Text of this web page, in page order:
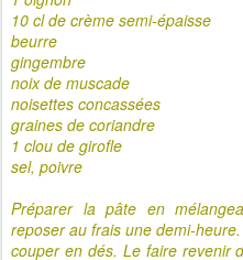
10 cl de crème semi-épaisse
beurre
gingembre
noix de muscade
noisettes concassées
graines de coriandre
1 clou de girofle
sel, poivre
Préparer la pâte en
reposer au frais une demi-
couper en dés. Le faire revenir